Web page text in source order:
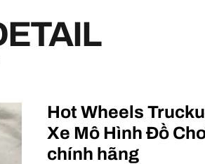
Hot Wheels
Xe Mô Hình Đồ
chính hãng